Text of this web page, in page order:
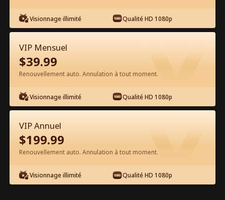
Épisode 83 - Renaître pour Aimer M.
Parfait Film complet
0-49 50-91 Tous les épisodes
Visionnage illimité Qualité HD 1080p
VIP Mensuel
$39.99
Renouvellement auto. Annulation à tout moment.
Visionnage illimité Qualité HD 1080p
VIP Annuel
$199.99
Renouvellement auto. Annulation à tout moment.
Visionnage illimité Qualité HD 1080p